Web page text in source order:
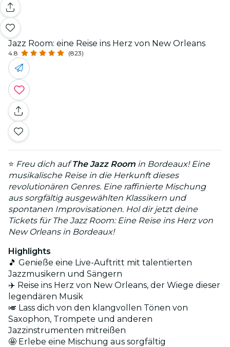
Jazz Room: eine Reise ins Herz von New Orleans
4.8 (823)
⭐ Freu dich aufThe Jazz Room in Bordeaux! Eine
musikalische Reise in die Herkunft dieses
revolutionären Genres. Eine raffinierte Mischung
aus sorgfältig ausgewählten Klassikern und
spontanen Improvisationen. Hol dir jetzt deine
Tickets für The Jazz Room: Eine Reise ins Herz von
New Orleans in Bordeaux!
Highlights
🎵 Genieße eine Live-Auftritt mit talentierten
Jazzmusikern und Sängern
✈️ Reise ins Herz von New Orleans, der Wiege dieser
legendären Musik
🎺 Lass dich von den klangvollen Tönen von
Saxophon, Trompete und anderen
Jazzinstrumenten mitreißen
🤩 Erlebe eine Mischung aus sorgfältig